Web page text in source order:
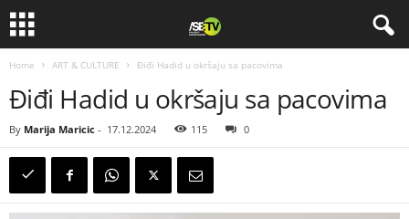
Home ART & CULTURE Điđi Hadid u okršaju sa pacovima
Điđi Hadid u okršaju sa pacovima
By Marija Maricic - 17.12.2024 115 0